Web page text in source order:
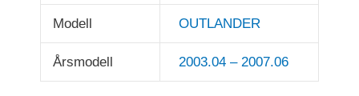
Modell OUTLANDER
Årsmodell 2003.04 – 2007.06